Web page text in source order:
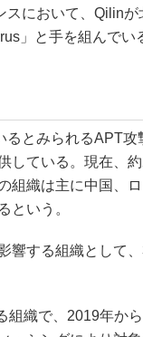
において、Qilinが
」と手を組んでい
とみられるAPT攻
している。現在、
組織は主に中国、
という。
する組織として、
織で、2019年か